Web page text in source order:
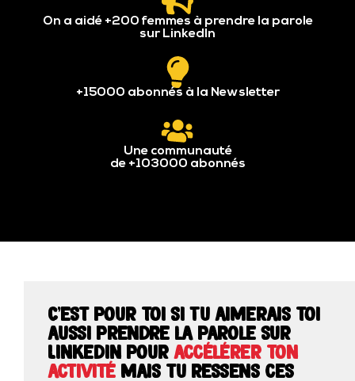
On a aidé +200 femmes à prendre la parole
sur LinkedIn
+15000 abonnés à la Newsletter
Une communauté
de +103000 abonnés
C'est pour toi si Tu aimerais toi
aussi prendre la parole sur
Linkedin pour accélérer ton
activité mais tu ressens ces